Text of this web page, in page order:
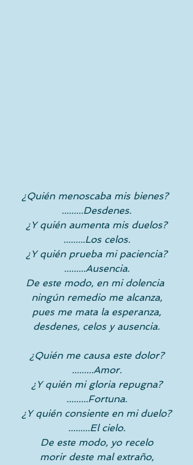
¿Quién menoscaba mis bienes?
.........Desdenes.
¿Y quién aumenta mis duelos?
.........Los celos.
¿Y quién prueba mi paciencia?
.........Ausencia.
De este modo, en mi dolencia
ningún remedio me alcanza,
pues me mata la esperanza,
desdenes, celos y ausencia.
¿Quién me causa este dolor?
.........Amor.
¿Y quién mi gloria repugna?
.........Fortuna.
¿Y quién consiente en mi duelo?
.........El cielo.
De este modo, yo recelo
morir deste mal extraño,